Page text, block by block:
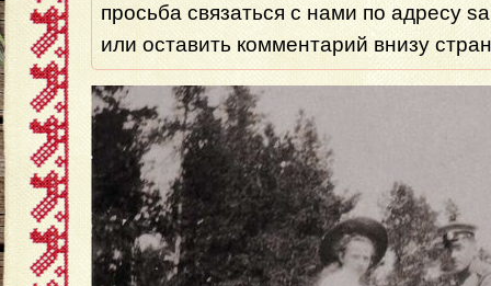
просьба связаться с нами по адресу
или оставить комментарий внизу